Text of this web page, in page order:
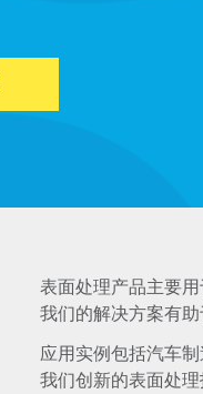
表面处理产品主要
我们的解决方案有
应用实例包括汽车
我们创新的表面处